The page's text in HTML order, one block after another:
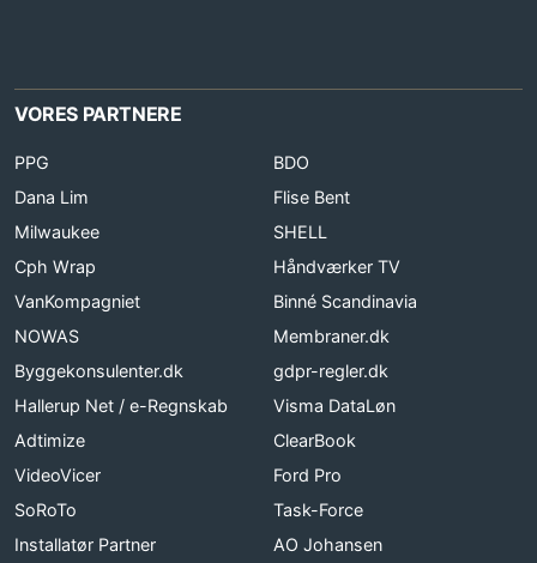
VORES PARTNERE
PPG
BDO
Dana Lim
Flise Bent
Milwaukee
SHELL
Cph Wrap
Håndværker TV
VanKompagniet
Binné Scandinavia
NOWAS
Membraner.dk
Byggekonsulenter.dk
gdpr-regler.dk
Hallerup Net / e-Regnskab
Visma DataLøn
Adtimize
ClearBook
VideoVicer
Ford Pro
SoRoTo
Task-Force
Installatør Partner
AO Johansen